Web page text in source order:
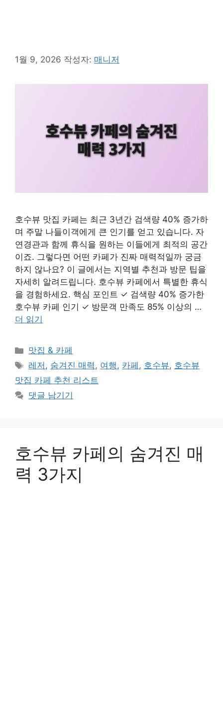
1월 9, 2026 작성자: 매니저
호수뷰 맛집 카페는 최근 3년간 검색량 40% 증가하
며 주말 나들이객에게 큰 인기를 얻고 있습니다. 자
연경관과 함께 휴식을 원하는 이들에게 최적의 공간
이죠. 그렇다면 어떤 카페가 진짜 매력적일까 궁금
하지 않나요? 이 글에서는 지역별 추천과 방문 팁을
자세히 알려드립니다. 호수뷰 카페에서 특별한 휴식
을 경험하세요. 핵심 포인트 ✓ 검색량 40% 증가한
호수뷰 카페 인기 ✓ 방문객 만족도 85% 이상의 …
더 읽기
카
테
리
맛집 & 카페
태
그
레저 , 숨겨진 매력, 여행, 카페 , 호수뷰, 호수뷰
맛집 카페 추천 리스트
댓글 남기기
호수뷰 카페의 숨겨진 매
력 3가지